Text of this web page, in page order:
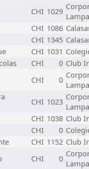
CHI 1029 Lampa
CHI 1086
CHI 1345
CHI 1031
CHI 0 Club
CHI 0 Lampa
CHI 1023 Lampa
CHI 1038 Club
CHI 0
CHI 1152 Club
CHI 0 Lampa